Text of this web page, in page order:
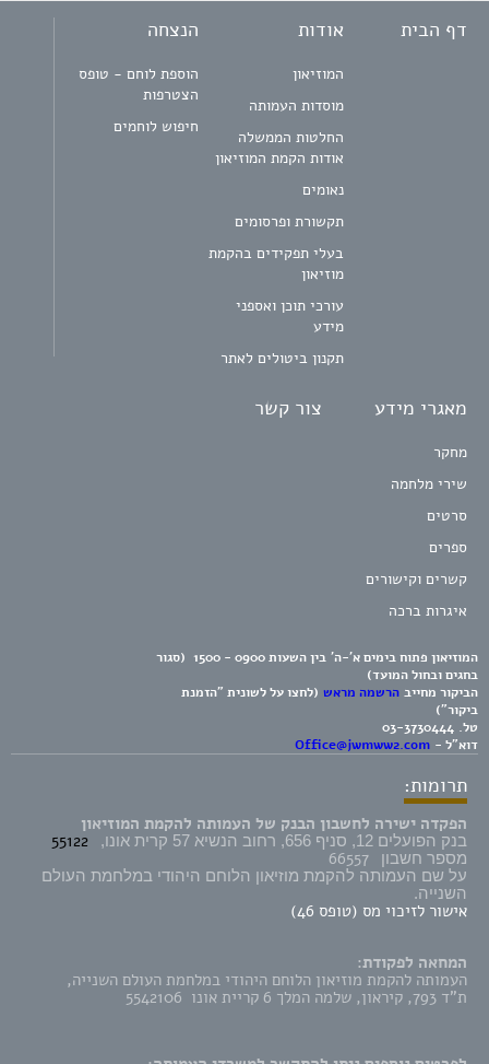
דף הבית אודות
המוזיאון
מוסדות העמותה
החלטות הממשלה
אודות הקמת המוזיאון
נאומים
תקשורת ופרסומים
בעלי תפקידים בהקמת
מוזיאון
עורכי תוכן ואספני
מידע
תקנון ביטולים לאתר
הנצחה
הוספת לוחם - טופס
הצטרפות
חיפוש לוחמים
מאגרי מידע
מחקר
שירי מלחמה
סרטים
ספרים
קשרים וקישורים
איגרות ברכה
צור קשר
המוזיאון פתוח בימים א'-ה' בין השעות 0900 - 1500 (סגור
בחגים ובחול המועד)
הביקור מחייב הרשמה מראש (לחצו על לשונית "הזמנת
ביקור")
טל. 03-3730444
דוא"ל - Office@jwmww2.com
תרומות:
הפקדה ישירה לחשבון הבנק של העמותה להקמת המוזיאון
בנק הפועלים 12, סניף 656, רחוב הנשיא 57 קרית אונו, 55122
מספר חשבון 66557
על שם העמותה להקמת מוזיאון הלוחם היהודי במלחמת העולם
השנייה.
אישור לזיכוי מס (טופס 46)
המחאה לפקודת:
העמותה להקמת מוזיאון הלוחם היהודי במלחמת העולם השנייה,
ת"ד 793, קיראון, שלמה המלך 6 קריית אונו 5542106